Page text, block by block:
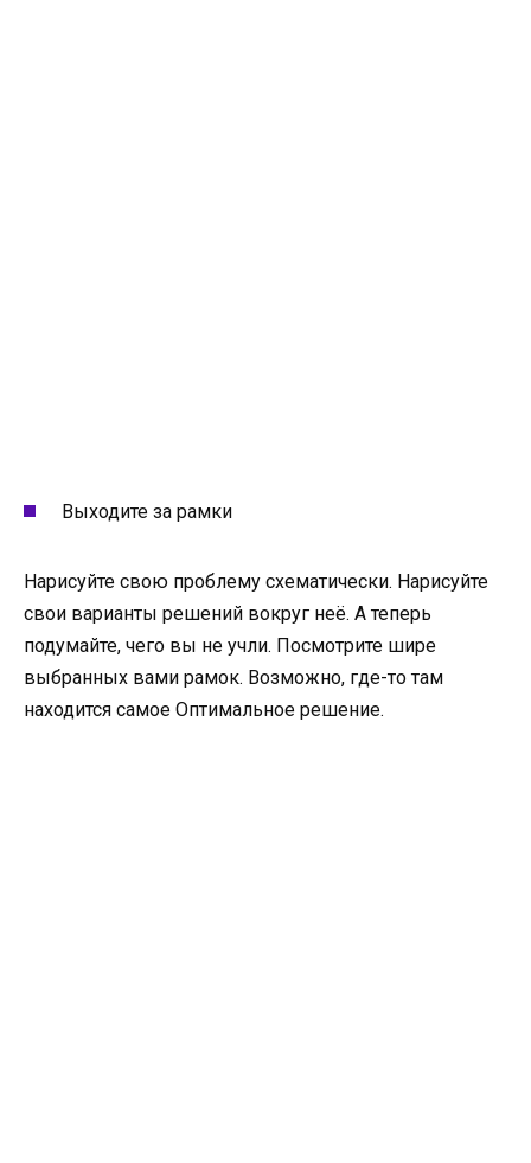
Выходите за рамки
Нарисуйте свою проблему схематически. Нарисуйте
свои варианты решений вокруг неё. А теперь
подумайте, чего вы не учли. Посмотрите шире
выбранных вами рамок. Возможно, где-то там
находится самое Оптимальное решение.